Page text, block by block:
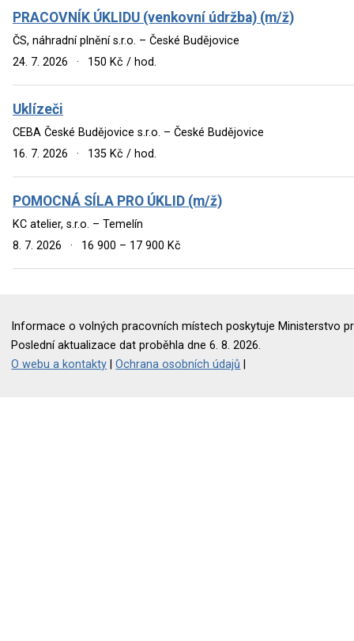
PRACOVNÍK ÚKLIDU (venkovní údržba) (m/ž)
ČS, náhradní plnění s.r.o. – České Budějovice
24. 7. 2026
· 150 Kč / hod.
Uklízeči
CEBA České Budějovice s.r.o. – České Budějovice
16. 7. 2026
· 135 Kč / hod.
POMOCNÁ SÍLA PRO ÚKLID (m/ž)
KC atelier, s.r.o. – Temelín
8. 7. 2026
· 16 900 – 17 900 Kč
Informace o volných pracovních místech poskytuje Ministerstvo
Poslední aktualizace dat proběhla dne 6. 8. 2026.
O webu a kontakty |Ochrana osobních údajů